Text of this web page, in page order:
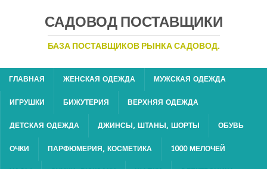
САДОВОД ПОСТАВЩИКИ
БАЗА ПОСТАВЩИКОВ РЫНКА САДОВОД.
ГЛАВНАЯ ЖЕНСКАЯ ОДЕЖДА МУЖСКАЯ ОДЕЖДА
ИГРУШКИ БИЖУТЕРИЯ ВЕРХНЯЯ ОДЕЖДА
ДЕТСКАЯ ОДЕЖДА ДЖИНСЫ, ШТАНЫ, ШОРТЫ ОБУВЬ
ОЧКИ ПАРФЮМЕРИЯ, КОСМЕТИКА 1000 МЕЛОЧЕЙ